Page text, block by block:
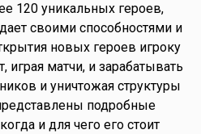
120 уникальных героев,
своими способностями и
новых героев игроку
играя матчи, и зарабатывать
и уничтожая структуры
подробные
и для чего его стоит